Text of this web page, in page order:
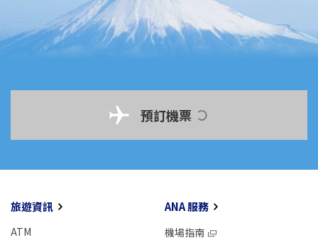
預訂機票
旅遊資訊
ATM
ANA 服務
機場指南